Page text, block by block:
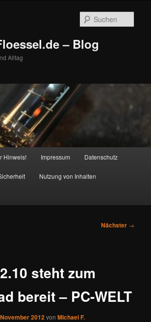
– Blog
Alltag
Hinweis! Impressum Datenschutz
Nutzung von Inhalten
Nächster →
steht zum
bereit – PC-WELT
2012vonMichael F.